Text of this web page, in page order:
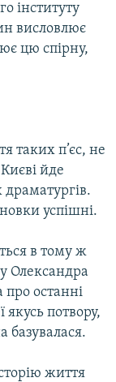
інституту
висловлює
цю спірну,
таких п’єс, не
йде
драматургів.
успішні.
в тому ж
Олександра
про останні
потвору,
базувалася.
життя